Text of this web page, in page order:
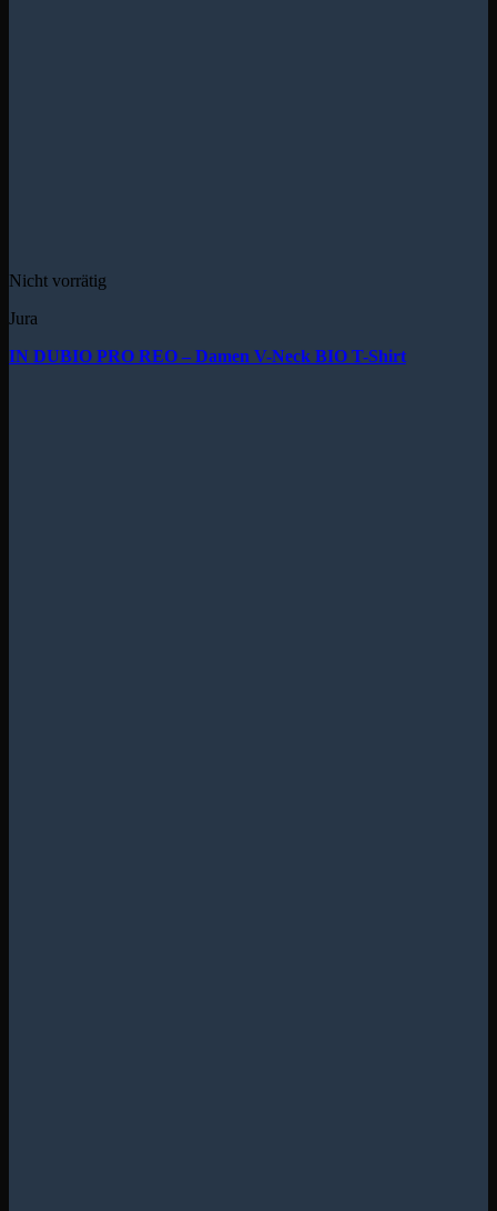
Nicht vorrätig
Jura
IN DUBIO PRO REO – Damen V-Neck BIO T-Shirt